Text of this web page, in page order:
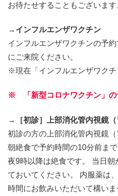
お待たせすることもございます
→ インフルエンザワクチン
インフルエンザワクチンの予
にご来院ください。
※現在「インフルエンザワクチ
※ 「新型コロナワクチン」の
→
［初診］上部消化管内視鏡（
初診の方の上部消化管内視鏡（
朝絶食で予約時間の10分前ま
夜9時以降は絶食です。 当日
ておいてください。 内服薬は
時間にお飲みいただいて構い